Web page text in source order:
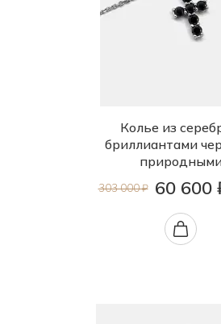
Колье из
бриллиантами
303 000 ₽ 60 600